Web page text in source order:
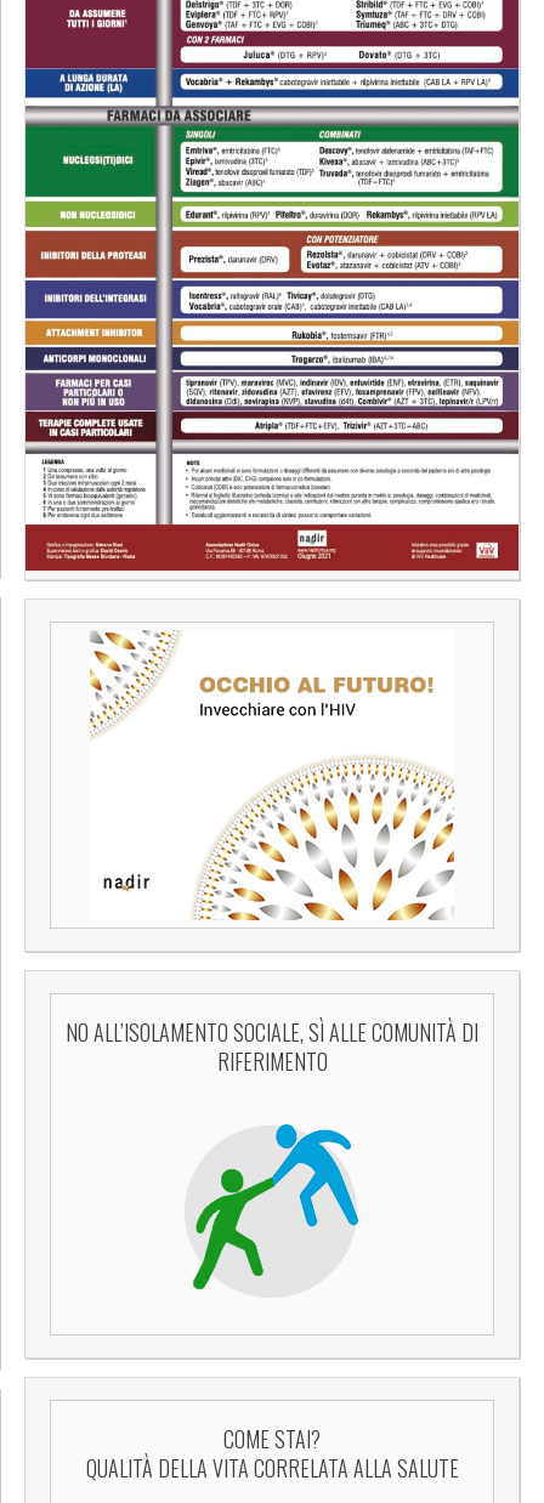
NO ALL’ISOLAMENTO SOCIALE, SÌ ALLE COMUNITÀ DI
RIFERIMENTO
COME STAI?
QUALITÀ DELLA VITA CORRELATA ALLA SALUTE